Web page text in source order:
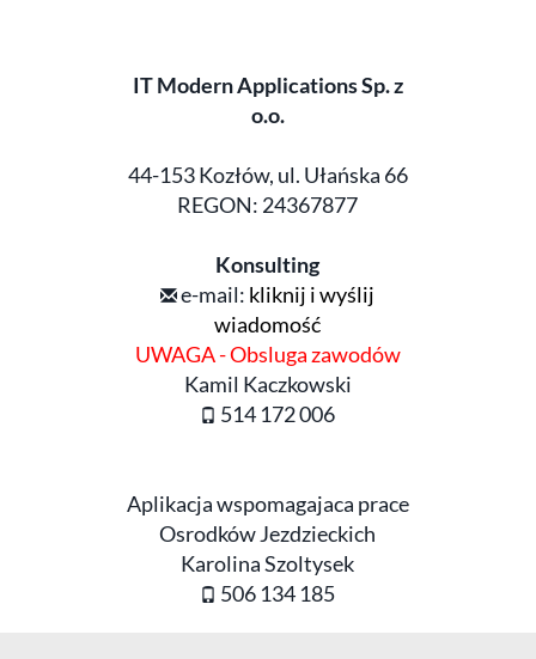
IT Modern Applications Sp. z
o.o.
44-153 Kozłów, ul. Ułańska 66
REGON: 24367877
Konsulting
e-mail: kliknij i wyślij
wiadomość
UWAGA - Obsluga zawodów
Kamil Kaczkowski
514 172 006
Aplikacja wspomagajaca prace
Osrodków Jezdzieckich
Karolina Szoltysek
506 134 185